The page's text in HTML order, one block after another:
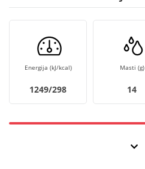
Energija (kJ/kcal)
1249/298
Masti (g)
14